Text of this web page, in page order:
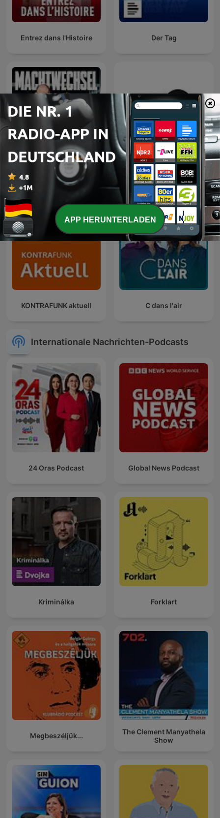
Entrez dans l'Histoire Der Tag
Machtwechsel Эхо Москвы
KONTRAFUNK aktuell C dans l'air
Internationale Nachrichten-Podcasts
24 Oras Podcast Global News Podcast
Kriminálka Forklart
Megbeszéljük...
The Clement Manyathela
Show
APP HERUNTERLADEN